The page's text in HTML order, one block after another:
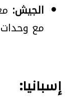
الجيش:
مع وحدات
إسبانيا: